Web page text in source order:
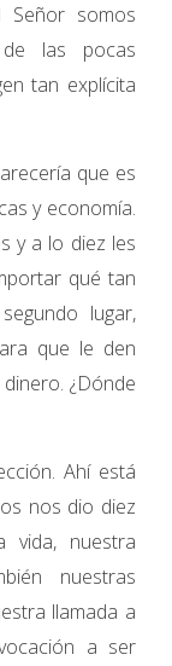
somos
las pocas
tan explícita
que es
y economía.
y a lo diez les
qué tan
lugar,
que le den
¿Dónde
Ahí está
nos dio diez
nuestra
nuestras
llamada a
a ser